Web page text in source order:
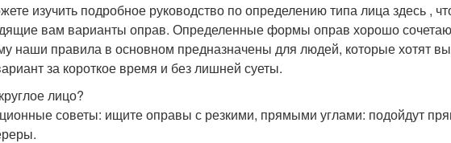
изучить подробное руководство по определению типа лица здесь ,
вам варианты оправ. Определенные формы оправ хорошо
наши правила в основном предназначены для людей, которые хотят
за короткое время и без лишней суеты.
лицо?
советы: ищите оправы с резкими, прямыми углами: подойдут